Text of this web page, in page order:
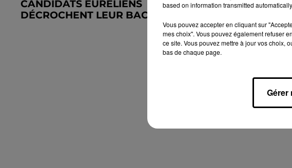
CANDIDATS EURÉLIENS
DÉCROCHENT LEUR BAC
POUR RÉNOVER LE
VÉTUSTE...
based on information transmitted
Vous pouvez accepter en cliquant sur
mes choix". Vous pouvez également refuser
ce site. Vous pouvez mettre à jour vos choix,
bas de chaque page.
Gérer